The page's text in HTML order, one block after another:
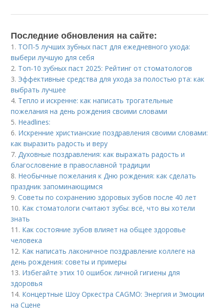
Последние обновления на сайте:
1. ТОП-5 лучших зубных паст для ежедневного ухода:
выбери лучшую для себя
2. Топ-10 зубных паст 2025: Рейтинг от стоматологов
3. Эффективные средства для ухода за полостью рта: как
выбрать лучшее
4. Тепло и искренне: как написать трогательные
пожелания на день рождения своими словами
5. Headlines:
6. Искренние христианские поздравления своими словами:
как выразить радость и веру
7.Духовные поздравления: как выражать радость и
благословение в православной традиции
8. Необычные пожелания к Дню рождения: как сделать
праздник запоминающимся
9.Советы по сохранению здоровых зубов после 40 лет
10. Как стоматологи считают зубы: всё, что вы хотели
знать
11. Как состояние зубов влияет на общее здоровье
человека
12. Как написать лаконичное поздравление коллеге на
день рождения: советы и примеры
13. Избегайте этих 10 ошибок личной гигиены для
здоровья
14. Концертные Шоу Оркестра CAGMO: Энергия и Эмоции
на Сцене